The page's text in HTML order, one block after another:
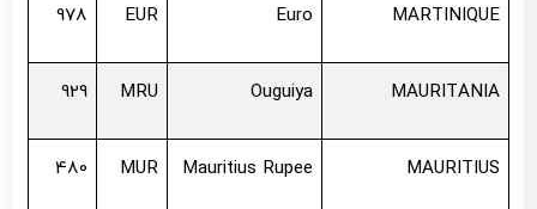
MARTINIQUE
Euro
EUR
978
MAURITANIA
Ouguiya
MRU
929
MAURITIUS
Mauritius Rupee
MUR
480